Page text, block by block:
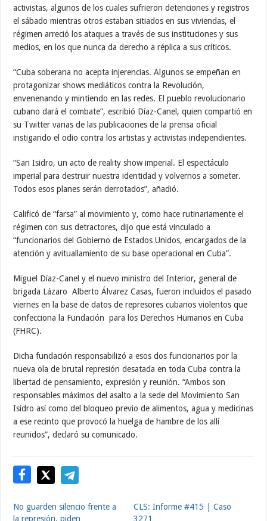
activistas, algunos de los cuales sufrieron detenciones y registros
el sábado mientras otros estaban sitiados en sus viviendas, el
régimen arreció los ataques a través de sus instituciones y sus
medios, en los que nunca da derecho a réplica a sus críticos.
“Cuba soberana no acepta injerencias. Algunos se empeñan en
protagonizar shows mediáticos contra la Revolución,
envenenando y mintiendo en las redes. El pueblo revolucionario
cubano dará el combate”, escribió Díaz-Canel, quien compartió en
su Twitter varias de las publicaciones de la prensa oficial
instigando el odio contra los artistas y activistas independientes.
“San Isidro, un acto de reality show imperial. El espectáculo
imperial para destruir nuestra identidad y volvernos a someter.
Todos esos planes serán derrotados”, añadió.
Calificó de “farsa” al movimiento y, como hace rutinariamente el
régimen con sus detractores, dijo que está vinculado a
“funcionarios del Gobierno de Estados Unidos, encargados de la
atención y avituallamiento de su base operacional en Cuba”.
Miguel Díaz-Canel y el nuevo ministro del Interior, general de
brigada Lázaro Alberto Álvarez Casas, fueron incluidos el pasado
viernes en la base de datos de represores cubanos violentos que
confecciona la Fundación para los Derechos Humanos en Cuba
(FHRC).
Dicha fundación responsabilizó a esos dos funcionarios por la
nueva ola de brutal represión desatada en toda Cuba contra la
libertad de pensamiento, expresión y reunión. “Ambos son
responsables máximos del asalto a la sede del Movimiento San
Isidro así como del bloqueo previo de alimentos, agua y medicinas
a ese recinto que provocó la huelga de hambre de los allí
reunidos”, declaró su comunicado.
No guarden silencio frente a
la represión, piden
CLS: Informe #415 | Caso
3271